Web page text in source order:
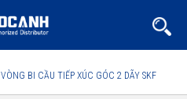
VÒNG BI CẦU TIẾP XÚC GÓC 2 DÃY SKF